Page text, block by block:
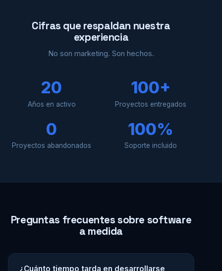
Cifras que respaldan nuestra
experiencia
No son marketing. Son hechos.
20
Años en activo
100+
Proyectos entregados
0
Proyectos abandonados
100%
Soporte incluido
Preguntas frecuentes sobre software
a medida
¿Cuánto tiempo tarda en desarrollarse